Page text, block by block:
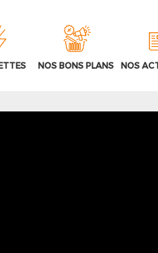
NOS BONS PLANS NOS